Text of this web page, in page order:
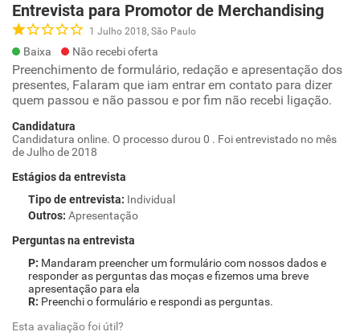
Entrevista para Promotor de Merchandising
1 Julho 2018, São Paulo
Baixa Não recebi oferta
Preenchimento de formulário, redação e apresentação dos
presentes, Falaram que iam entrar em contato para dizer
quem passou e não passou e por fim não recebi ligação.
Candidatura
Candidatura online. O processo durou 0 . Foi entrevistado no mês
de Julho de 2018
Estágios da entrevista
Tipo de entrevista: Individual
Outros: Apresentação
Perguntas na entrevista
Mandaram preencher um formulário com nossos dados e
responder as perguntas das moças e fizemos uma breve
apresentação para ela
Preenchi o formulário e respondi as perguntas.
Esta avaliação foi útil?